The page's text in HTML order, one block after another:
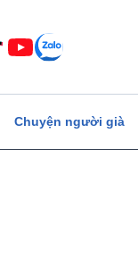
Chuyện người già